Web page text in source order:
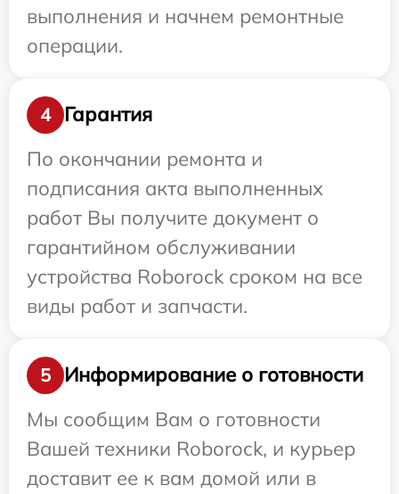
выполнения и начнем ремонтные
операции.
4
Гарантия
По окончании ремонта и
подписания акта выполненных
работ Вы получите документ о
гарантийном обслуживании
устройства Roborock сроком на все
виды работ и запчасти.
5
Информирование о готовности
Мы сообщим Вам о готовности
Вашей техники Roborock, и курьер
доставит ее к вам домой или в